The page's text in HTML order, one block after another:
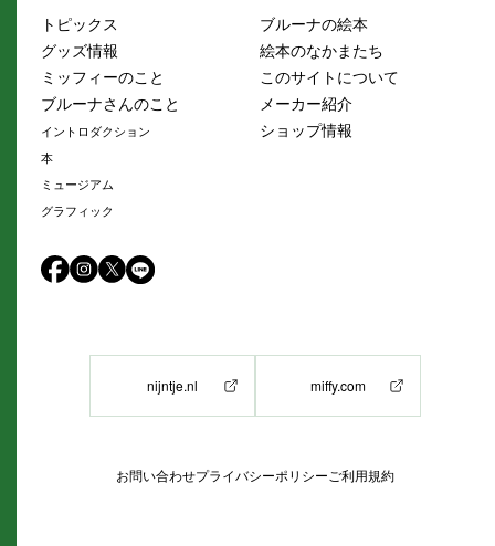
トピックス
グッズ情報
ミッフィーのこと
ブルーナさんのこと
イントロダクション
本
ミュージアム
グラフィック
ブルーナの絵本
絵本のなかまたち
このサイトについて
メーカー紹介
ショップ情報
nijntje.nl miffy.com
お問い合わせプライバシーポリシーご利用規約